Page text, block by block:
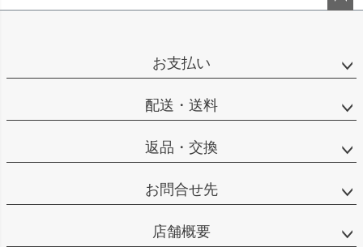
お支払い
配送・送料
返品・交換
お問合せ先
店舗概要